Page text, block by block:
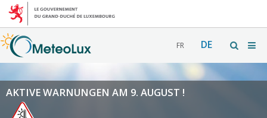
FR DE
AKTIVE WARNUNGEN AM 9. AUGUST !